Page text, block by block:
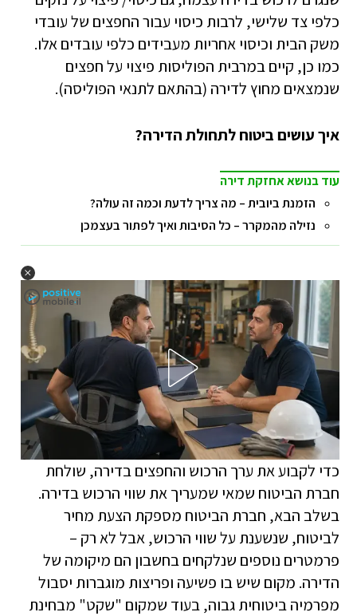
כלפי צד שלישי, לרבות כיסוי עבור החפצים של עובדי
משק הבית וכיסוי אחריות מעבידים כלפי עובדים אלו.
כמו כן, קיים במרבית הפוליסות פיצוי על חפצים
שנמצאים מחוץ לדירה (בהתאם לתנאי הפוליסה).
איך עושים ביטוח לתחולת הדירה?
עוד בנושא אחזקת דירה
הזמנת ביובית – מה צריך לדעת וכמה זה עולה?
נזילה מהמקרר – כל הסיבות ואיך לפתור בעצמכן
כדי לקבוע את ערך הרכוש והחפצים בדירה, שולחת
חברת הביטוח שמאי שמעריך את שווי הרכוש בדירה.
בשלב הבא, חברת הביטוח מספקת הצעת מחיר
לביטוח, שנשענת על שווי הרכוש, אבל לא רק –
פרמטרים נוספים שנלקחים בחשבון הם מיקומה של
הדירה. מקום שיש בו פשיעה ופריצות מוגברות יסבול
מפרמיה ביטוחית גבוה, בעוד שמקום "שקט" מבחינת